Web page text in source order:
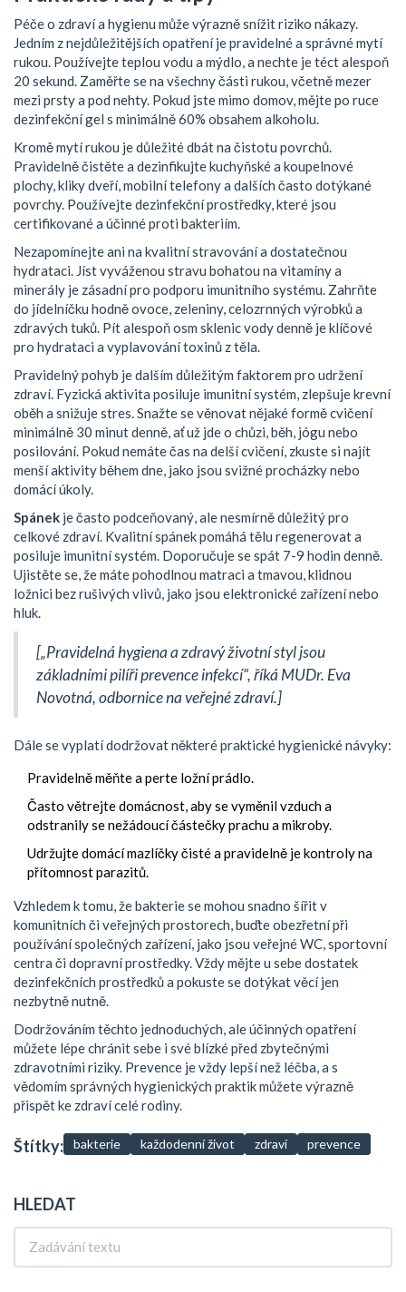
Péče o zdraví a hygienu může výrazně snížit riziko nákazy.
Jedním z nejdůležitějších opatření je pravidelné a správné mytí
rukou. Používejte teplou vodu a mýdlo, a nechte je téct alespoň
20 sekund. Zaměřte se na všechny části rukou, včetně mezer
mezi prsty a pod nehty. Pokud jste mimo domov, mějte po ruce
dezinfekční gel s minimálně 60% obsahem alkoholu.
Kromě mytí rukou je důležité dbát na čistotu povrchů.
Pravidelně čistěte a dezinfikujte kuchyňské a koupelnové
plochy, kliky dveří, mobilní telefony a dalších často dotýkané
povrchy. Používejte dezinfekční prostředky, které jsou
certifikované a účinné proti bakteriím.
Nezapomínejte ani na kvalitní stravování a dostatečnou
hydrataci. Jíst vyváženou stravu bohatou na vitamíny a
minerály je zásadní pro podporu imunitního systému. Zahrňte
do jídelníčku hodně ovoce, zeleniny, celozrnných výrobků a
zdravých tuků. Pít alespoň osm sklenic vody denně je klíčové
pro hydrataci a vyplavování toxinů z těla.
Pravidelný pohyb je dalším důležitým faktorem pro udržení
zdraví. Fyzická aktivita posiluje imunitní systém, zlepšuje krevní
oběh a snižuje stres. Snažte se věnovat nějaké formě cvičení
minimálně 30 minut denně, ať už jde o chůzi, běh, jógu nebo
posilování. Pokud nemáte čas na delší cvičení, zkuste si najít
menší aktivity během dne, jako jsou svižné procházky nebo
domácí úkoly.
Spánek je často podceňovaný, ale nesmírně důležitý pro
celkové zdraví. Kvalitní spánek pomáhá tělu regenerovat a
posiluje imunitní systém. Doporučuje se spát 7-9 hodin denně.
Ujistěte se, že máte pohodlnou matraci a tmavou, klidnou
ložnici bez rušivých vlivů, jako jsou elektronické zařízení nebo
hluk.
[„Pravidelná hygiena a zdravý životní styl jsou
základními pilíři prevence infekcí“, říká MUDr. Eva
Novotná, odbornice na veřejné zdraví.]
Dále se vyplatí dodržovat některé praktické hygienické návyky:
Pravidelně měňte a perte ložní prádlo.
Často větrejte domácnost, aby se vyměnil vzduch a
odstranily se nežádoucí částečky prachu a mikroby.
Udržujte domácí mazlíčky čisté a pravidelně je kontroly na
přítomnost parazitů.
Vzhledem k tomu, že bakterie se mohou snadno šířit v
komunitních či veřejných prostorech, buďte obezřetní při
používání společných zařízení, jako jsou veřejné WC, sportovní
centra či dopravní prostředky. Vždy mějte u sebe dostatek
dezinfekčních prostředků a pokuste se dotýkat věcí jen
nezbytně nutně.
Dodržováním těchto jednoduchých, ale účinných opatření
můžete lépe chránit sebe i své blízké před zbytečnými
zdravotními riziky. Prevence je vždy lepší než léčba, a s
vědomím správných hygienických praktik můžete výrazně
přispět ke zdraví celé rodiny.
Štítky: bakterie každodenní život zdraví prevence
HLEDAT